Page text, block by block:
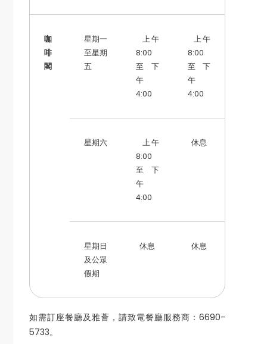
咖
啡
閣
星期一
至星期
五
上午
8:00
至 下
午
4:00
上午
8:00
至 下
午
4:00
星期六
上午
8:00
至 下
午
4:00
休息
星期日
及公眾
假期
休息 休息
如需訂座餐廳及雅薈，請致電餐廳服務商：6690-
5733。